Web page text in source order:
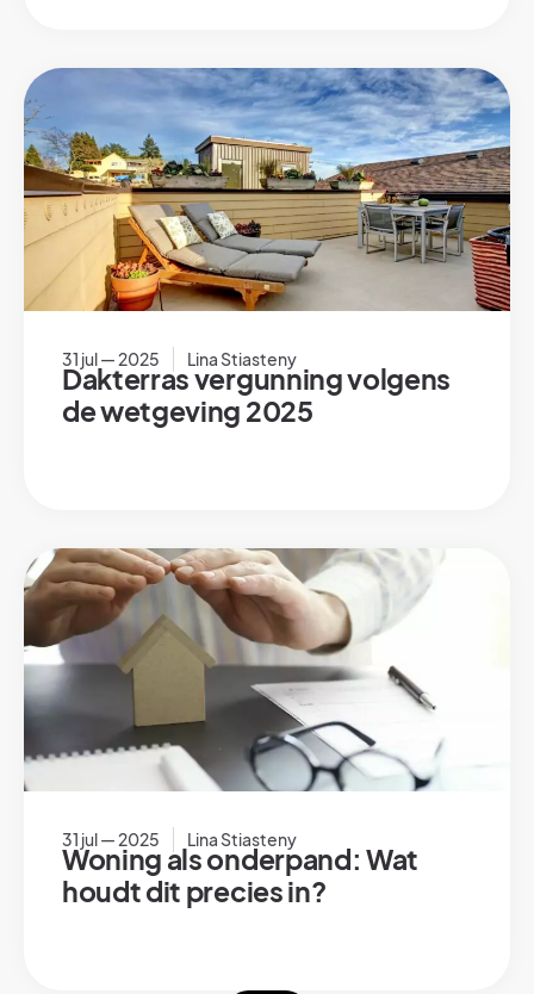
31 jul — 2025 Lina Stiasteny
Dakterras vergunning volgens
de wetgeving 2025
31 jul — 2025 Lina Stiasteny
Woning als onderpand: Wat
houdt dit precies in?